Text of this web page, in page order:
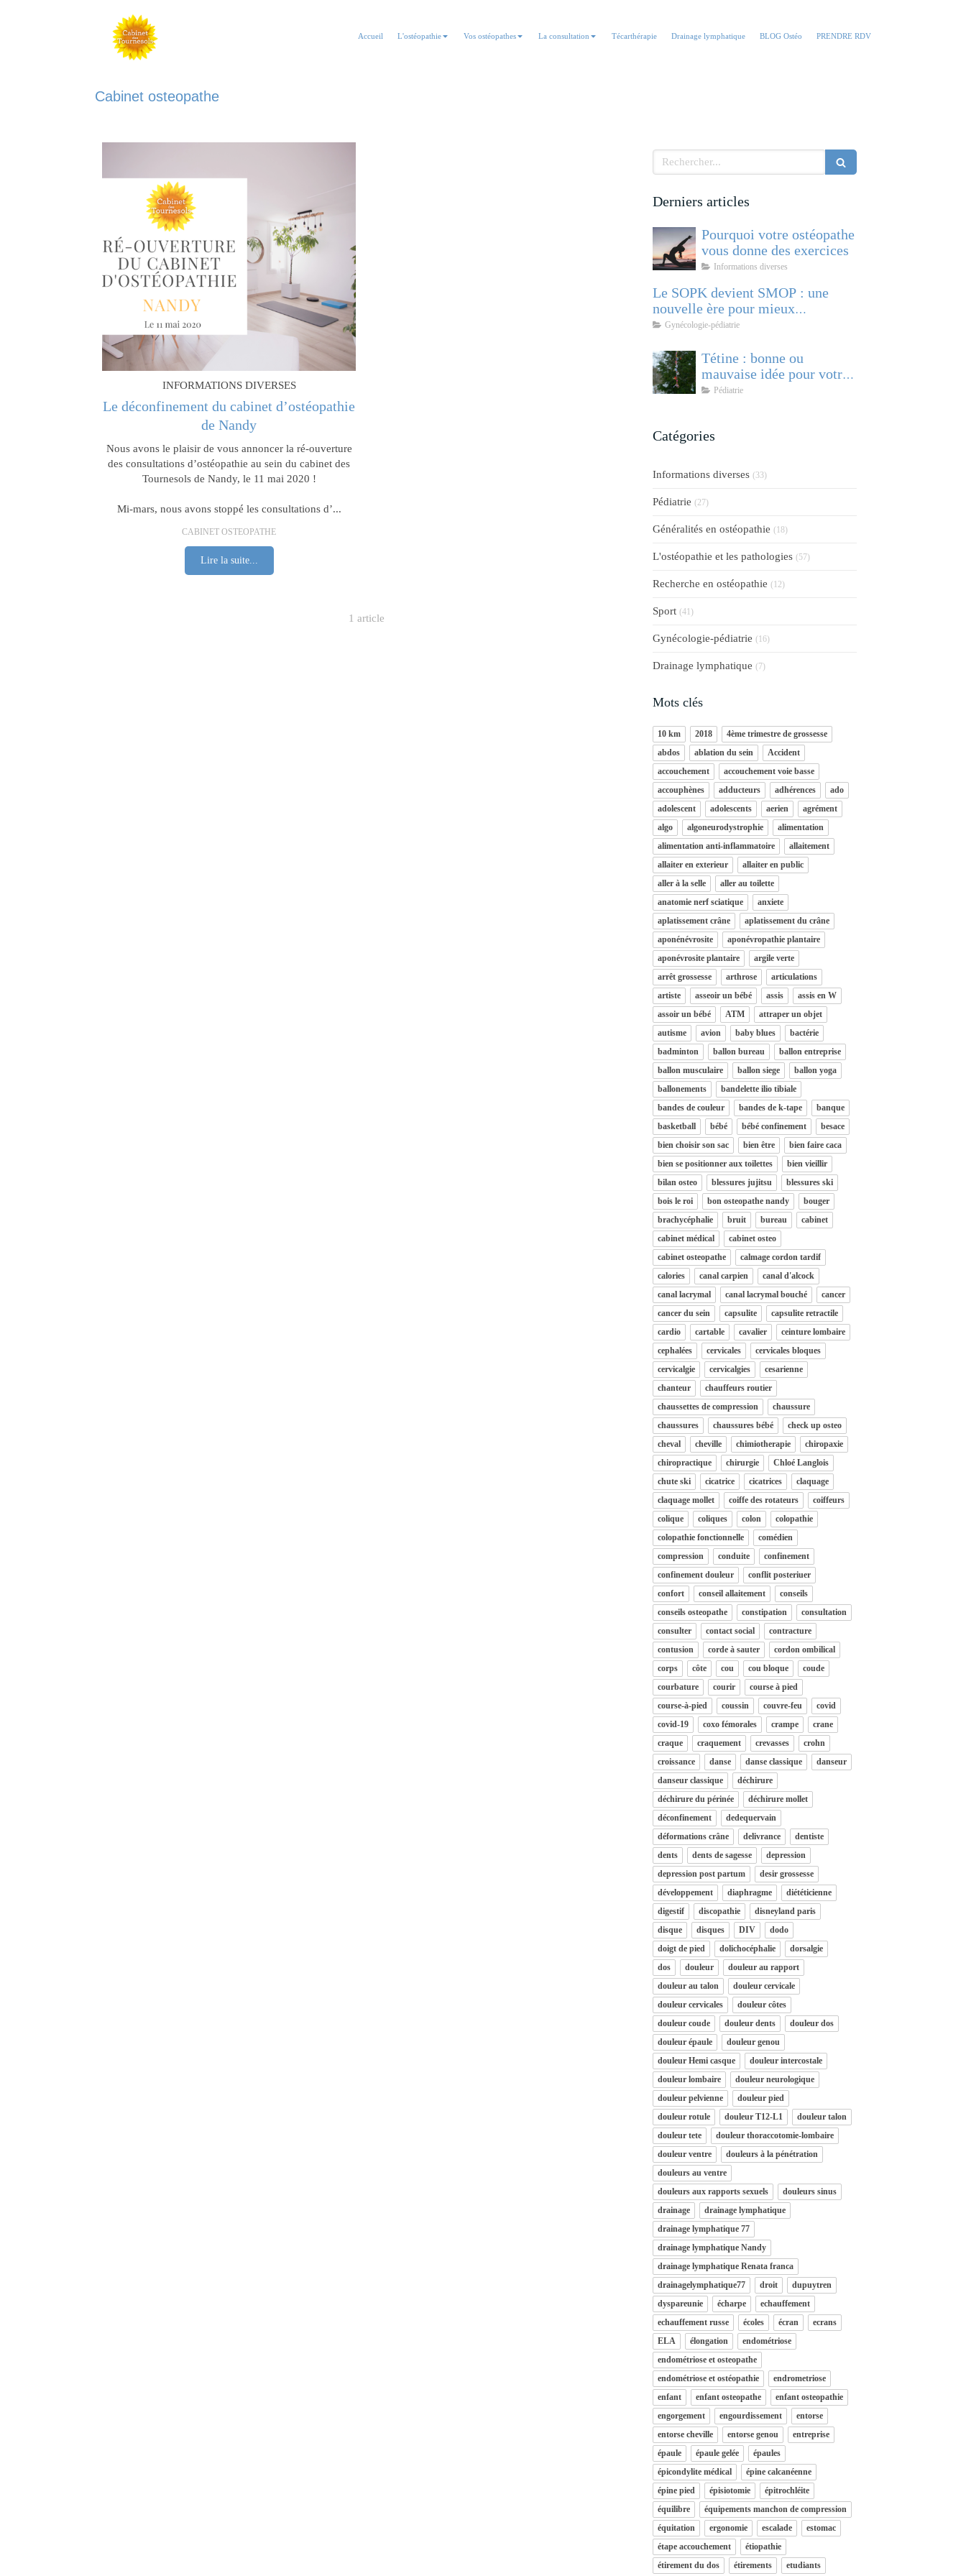
Accueil L'ostéopathie Vos ostéopathes La consultation Técarthérapie Drainage lymphatique BLOG Ostéo PRENDRE RDV
Cabinet osteopathe
INFORMATIONS DIVERSES
Le déconfinement du cabinet d’ostéopathie
de Nandy
Nous avons le plaisir de vous annoncer la ré-ouverture
des consultations d’ostéopathie au sein du cabinet des
Tournesols de Nandy, le 11 mai 2020 !
Mi-mars, nous avons stoppé les consultations d’...
CABINET OSTEOPATHE
Lire la suite...
1 article
Rechercher
Derniers articles
Pourquoi votre ostéopathe
vous donne des exercices
Informations diverses
Le SOPK devient SMOP : une
nouvelle ère pour mieux
comprendre et accompagner cette
Gynécologie-pédiatrie
Tétine : bonne ou
mauvaise idée pour votre
bébé ?
Pédiatrie
Catégories
Informations diverses (33)
Pédiatrie (27)
Généralités en ostéopathie (18)
L'ostéopathie et les pathologies (57)
Recherche en ostéopathie (12)
Sport (41)
Gynécologie-pédiatrie (16)
Drainage lymphatique (7)
Mots clés
10 km 2018
4ème trimestre de grossesse
abdos
ablation du sein
Accident
accouchement
accouchement voie basse
accouphènes
adducteurs adhérences
ado
adolescent
adolescents aerien
agrément
algo
algoneurodystrophie
alimentation
alimentation anti-inflammatoire
allaitement
allaiter en exterieur
allaiter en public
aller à la selle
aller au toilette
anatomie nerf sciatique
anxiete
aplatissement crâne
aplatissement du crâne
aponénévrosite
aponévropathie plantaire
aponévrosite plantaire
argile verte
arrêt grossesse
arthrose
articulations
artiste
asseoir un bébé assis
assis en W
assoir un bébé
ATM
attraper un objet
autisme
avion baby blues
bactérie
badminton
ballon bureau
ballon entreprise
ballon musculaire
ballon siege
ballon yoga
ballonements
bandelette ilio tibiale
bandes de couleur
bandes de k-tape
banque
basketball
bébé bébé confinement
besace
bien choisir son sac
bien être
bien faire caca
bien se positionner aux toilettes
bien vieillir
bilan osteo
blessures jujitsu
blessures ski
bois le roi
bon osteopathe nandy
bouger
brachycéphalie
bruit bureau
cabinet
cabinet médical
cabinet osteo
cabinet osteopathe
calmage cordon tardif
calories
canal carpien
canal d'alcock
canal lacrymal
canal lacrymal bouché
cancer
cancer du sein
capsulite
capsulite retractile
cardio
cartable cavalier
ceinture lombaire
cephalées
cervicales
cervicales bloques
cervicalgie
cervicalgies
cesarienne
chanteur
chauffeurs routier
chaussettes de compression
chaussure
chaussures
chaussures bébé
check up osteo
cheval
cheville chimiotherapie
chiropaxie
chiropractique
chirurgie
Chloé Langlois
chute ski
cicatrice cicatrices
claquage
claquage mollet
coiffe des rotateurs
coiffeurs
colique
coliques colon
colopathie
colopathie fonctionnelle
comédien
compression
conduite
confinement
confinement douleur
conflit posteriuer
confort
conseil allaitement
conseils
conseils osteopathe
constipation
consultation
consulter
contact social
contracture
contusion
corde à sauter
cordon ombilical
corps
côte cou cou bloque
coude
courbature
courir
course à pied
course-à-pied
coussin couvre-feu
covid
covid-19
coxo fémorales crampe
crane
craque
craquement crevasses
crohn
croissance
danse danse classique
danseur
danseur classique
déchirure
déchirure du périnée
déchirure mollet
déconfinement
dedequervain
déformations crâne
delivrance
dentiste
dents
dents de sagesse
depression
depression post partum
desir grossesse
développement
diaphragme
diététicienne
digestif
discopathie
disneyland paris
disque
disques DIV
dodo
doigt de pied
dolichocéphalie
dorsalgie
dos
douleur
douleur au rapport
douleur au talon
douleur cervicale
douleur cervicales
douleur côtes
douleur coude
douleur dents
douleur dos
douleur épaule
douleur genou
douleur Hemi casque
douleur intercostale
douleur lombaire
douleur neurologique
douleur pelvienne
douleur pied
douleur rotule
douleur T12-L1
douleur talon
douleur tete
douleur thoraccotomie-lombaire
douleur ventre
douleurs à la pénétration
douleurs au ventre
douleurs aux rapports sexuels
douleurs sinus
drainage
drainage lymphatique
drainage lymphatique 77
drainage lymphatique Nandy
drainage lymphatique Renata franca
drainagelymphatique77
droit
dupuytren
dyspareunie
écharpe
echauffement
echauffement russe
écoles écran
ecrans
ELA
élongation
endométriose
endométriose et osteopathe
endométriose et ostéopathie
endrometriose
enfant
enfant osteopathe
enfant osteopathie
engorgement
engourdissement
entorse
entorse cheville
entorse genou
entreprise
épaule
épaule gelée
épaules
épicondylite médical
épine calcanéenne
épine pied
épisiotomie
épitrochléite
équilibre
équipements manchon de compression
équitation
ergonomie escalade
estomac
étape accouchement
étiopathie
étirement du dos
étirements etudiants